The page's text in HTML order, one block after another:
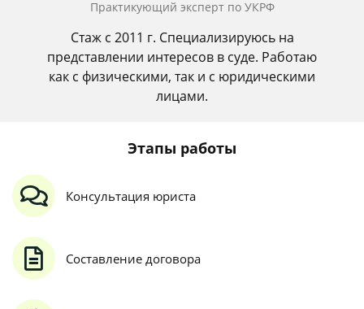
Практикующий эксперт по УКРФ
Стаж с 2011 г. Специализируюсь на
представлении интересов в суде. Работаю
как с физическими, так и с юридическими
лицами.
Этапы работы
Консультация юриста
Составление договора